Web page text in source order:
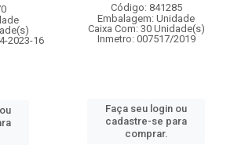
2023-16
Código: 841285
Embalagem: Unidade
Caixa Com: 30 Unidade(s)
Inmetro: 007517/2019
Faça seu login ou
cadastre-se para
comprar.